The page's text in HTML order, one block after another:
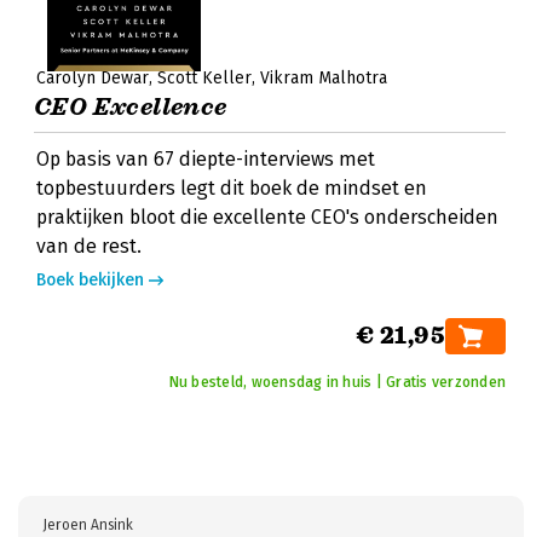
Carolyn Dewar Scott Keller Vikram Malhotra
CEO Excellence
Op basis van 67 diepte-interviews met
topbestuurders legt dit boek de mindset en
praktijken bloot die excellente CEO's onderscheiden
van de rest.
Boek bekijken
€ 21,95
Nu besteld, woensdag in huis | Gratis verzonden
Jeroen Ansink